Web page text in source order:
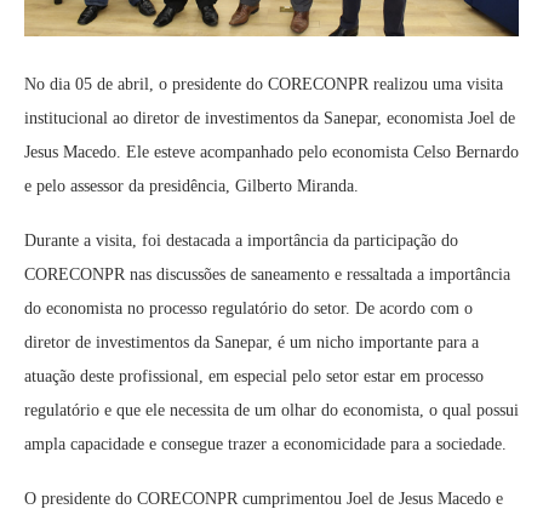
No dia 05 de abril, o presidente do CORECONPR realizou uma visita
institucional ao diretor de investimentos da Sanepar, economista Joel de
Jesus Macedo. Ele esteve acompanhado pelo economista Celso Bernardo
e pelo assessor da presidência, Gilberto Miranda.
Durante a visita, foi destacada a importância da participação do
CORECONPR nas discussões de saneamento e ressaltada a importância
do economista no processo regulatório do setor. De acordo com o
diretor de investimentos da Sanepar, é um nicho importante para a
atuação deste profissional, em especial pelo setor estar em processo
regulatório e que ele necessita de um olhar do economista, o qual possui
ampla capacidade e consegue trazer a economicidade para a sociedade.
O presidente do CORECONPR cumprimentou Joel de Jesus Macedo e